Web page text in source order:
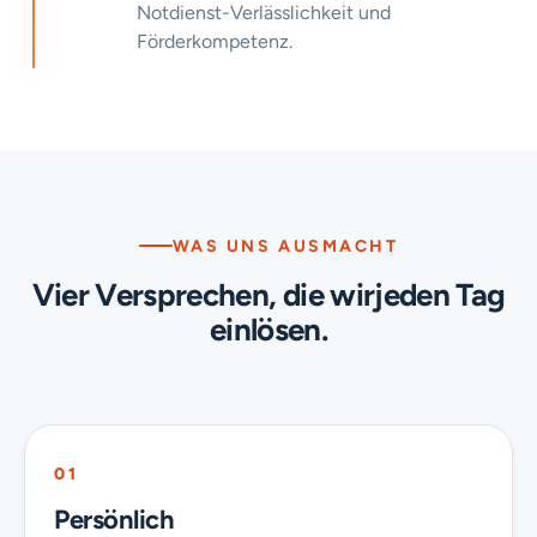
Notdienst-Verlässlichkeit und
Förderkompetenz.
WAS UNS AUSMACHT
Vier Versprechen, die wirjeden Tag
einlösen.
01
Persönlich